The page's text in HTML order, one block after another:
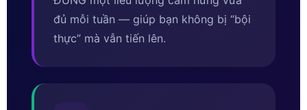
đủ mỗi tuần — giúp bạn không bị “bội
thực” mà vẫn tiến lên.